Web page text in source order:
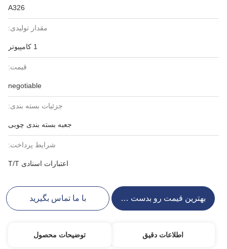
A326
مقدار تولیدی:
1 کامپیوتر
قیمت:
negotiable
جزئیات بسته بندی:
جعبه بسته بندی چوبی
شرایط پرداخت:
اعتبارات اسنادی T/T
بهترین قیمت رو بدست بیار با ما تماس بگیرید
اطلاعات دقیق توضیحات محصول